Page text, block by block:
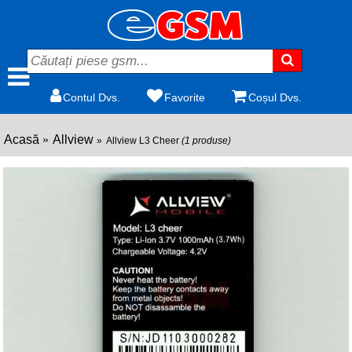
Contul Dvs. Favorite Coșul Dvs.
Acasă Allview Allview L3 Cheer (1 produse)